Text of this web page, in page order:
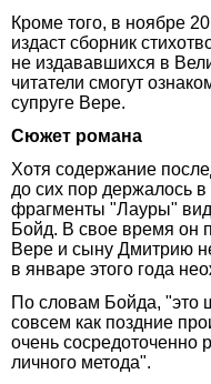
Кроме того, в ноябре
издаст сборник
не издававшихся в
читатели смогут
супруге Вере.
Сюжет романа
Хотя содержание
до сих пор держалось
фрагменты "Лауры"
Бойд. В свое время он
Вере и сыну Дмитрию
в январе этого года
По словам Бойда, "это
совсем как поздние
очень сосредоточенно
личного метода".